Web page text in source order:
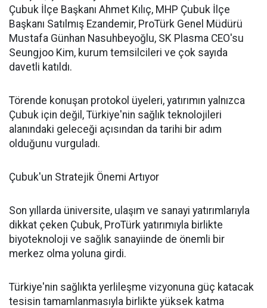
Çubuk İlçe Başkanı Ahmet Kılıç, MHP Çubuk İlçe
Başkanı Satılmış Ezandemir, ProTürk Genel Müdürü
Mustafa Günhan Nasuhbeyoğlu, SK Plasma CEO'su
Seungjoo Kim, kurum temsilcileri ve çok sayıda
davetli katıldı.
Törende konuşan protokol üyeleri, yatırımın yalnızca
Çubuk için değil, Türkiye'nin sağlık teknolojileri
alanındaki geleceği açısından da tarihi bir adım
olduğunu vurguladı.
Çubuk'un Stratejik Önemi Artıyor
Son yıllarda üniversite, ulaşım ve sanayi yatırımlarıyla
dikkat çeken Çubuk, ProTürk yatırımıyla birlikte
biyoteknoloji ve sağlık sanayiinde de önemli bir
merkez olma yoluna girdi.
Türkiye'nin sağlıkta yerlileşme vizyonuna güç katacak
tesisin tamamlanmasıyla birlikte yüksek katma